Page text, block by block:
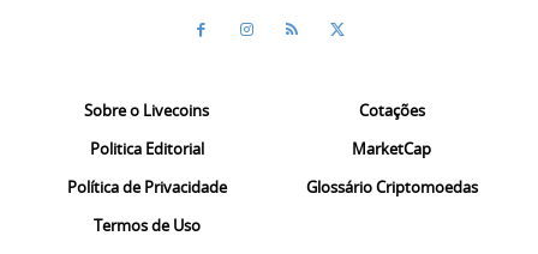
Sobre o Livecoins
Politica Editorial
Política de Privacidade
Termos de Uso
Cotações
MarketCap
Glossário Criptomoedas